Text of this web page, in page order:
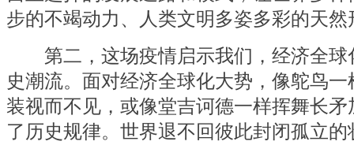
步的不竭动力、人类文明多姿多彩的天然
第二，这场疫情启示我们，经济全球
史潮流。面对经济全球化大势，像鸵鸟
装视而不见，或像堂吉诃德一样挥舞长
了历史规律。世界退不回彼此封闭孤立